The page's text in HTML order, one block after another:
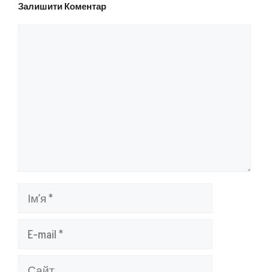
Залишити Коментар
Ім’я
Сайт